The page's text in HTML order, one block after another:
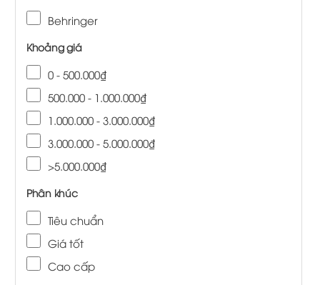
Behringer
Khoảng giá
0 - 500.000₫
500.000 - 1.000.000₫
1.000.000 - 3.000.000₫
3.000.000 - 5.000.000₫
>5.000.000₫
Phân khúc
Tiêu chuẩn
Giá tốt
Cao cấp